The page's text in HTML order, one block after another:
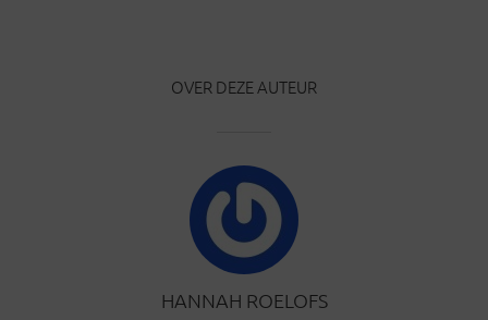
OVER DEZE AUTEUR
HANNAH ROELOFS